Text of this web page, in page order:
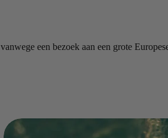
vanwege een bezoek aan een grote